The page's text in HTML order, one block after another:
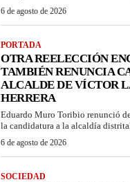
6 de agosto de 2026
PORTADA
OTRA REELECCIÓN
TAMBIÉN RENUNCIA
ALCALDE DE VÍCTOR
HERRERA
Eduardo Muro Toribio renunció
la candidatura a la alcaldía
6 de agosto de 2026
SOCIEDAD